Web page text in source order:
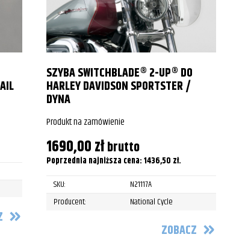
SZYBA SWITCHBLADE® 2-UP® DO
HARLEY DAVIDSON SPORTSTER /
DYNA
Produkt na zamówienie
1690,00złbrutto
Poprzednia najniższa cena:1436,50 zł.
SKU:
N21117A
Producent:
National Cycle
ZOBACZ